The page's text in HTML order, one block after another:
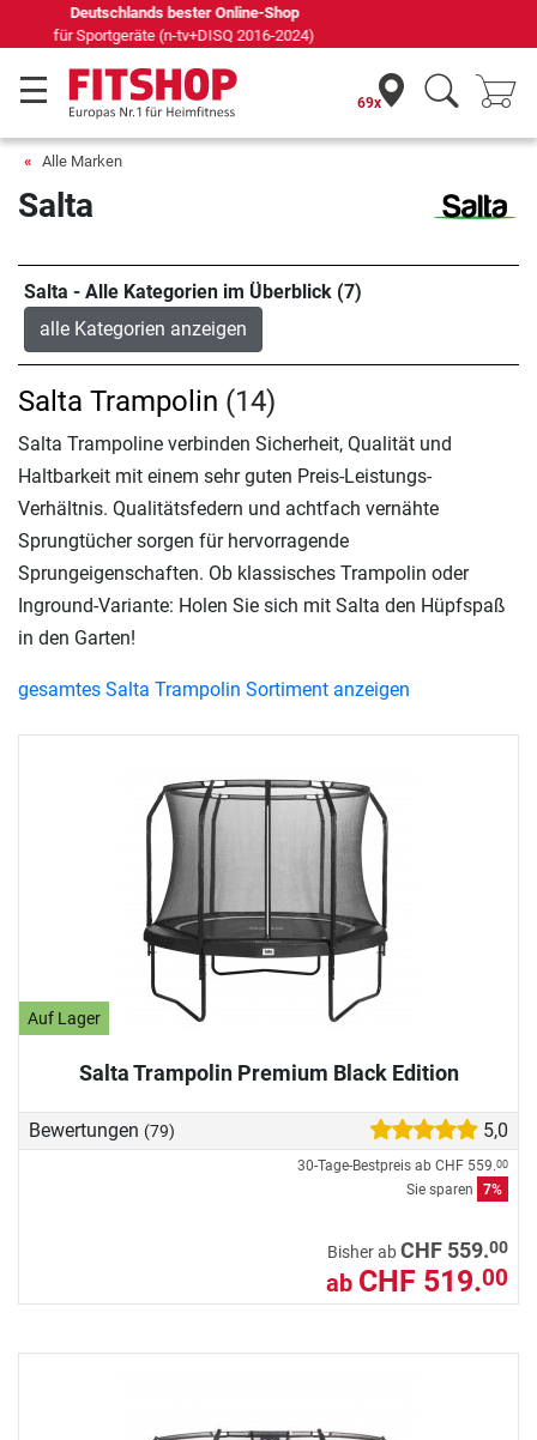
Seit 42 Jahren Ihr Experte für Heimfitness
69x
Alle Marken
Salta
Salta - Alle Kategorien im Überblick (7)
alle Kategorien anzeigen
Auf Lager
Salta Trampolin Premium Black Edition
Bewertungen (79) 5,0
30-Tage-Bestpreis ab CHF 559.00
Sie sparen 7%
Bisher abCHF 559.00
ab CHF 519.00
Salta Trampolin (14)
Salta Trampoline verbinden Sicherheit, Qualität und
Haltbarkeit mit einem sehr guten Preis-Leistungs-
Verhältnis. Qualitätsfedern und achtfach vernähte
Sprungtücher sorgen für hervorragende
Sprungeigenschaften. Ob klassisches Trampolin oder
Inground-Variante: Holen Sie sich mit Salta den Hüpfspaß
in den Garten!
gesamtes Salta Trampolin Sortiment anzeigen